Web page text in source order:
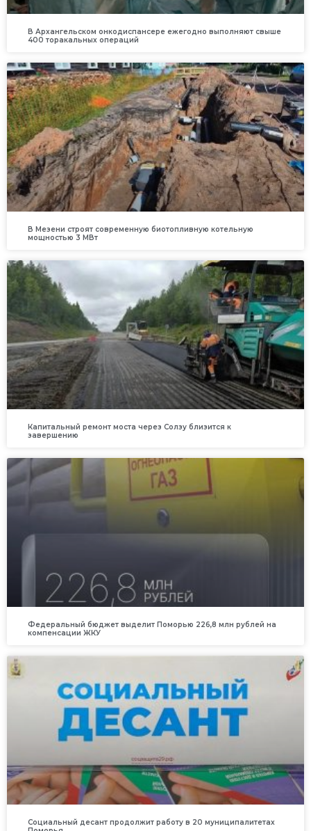
В Архангельском онкодиспансере ежегодно выполняют свыше
400 торакальных операций
В Мезени строят современную биотопливную котельную
мощностью 3 МВт
Капитальный ремонт моста через Солзу близится к
завершению
Федеральный бюджет выделит Поморью 226,8 млн рублей на
компенсации ЖКУ
Социальный десант продолжит работу в 20 муниципалитетах